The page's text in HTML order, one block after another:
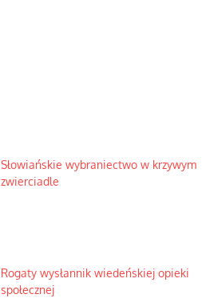
Słowiańskie wybraniectwo w krzywym
zwierciadle
Rogaty wysłannik wiedeńskiej opieki
społecznej